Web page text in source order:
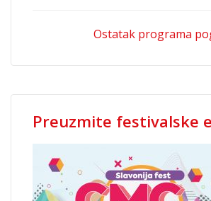
Ostatak programa
Preuzmite festivalske